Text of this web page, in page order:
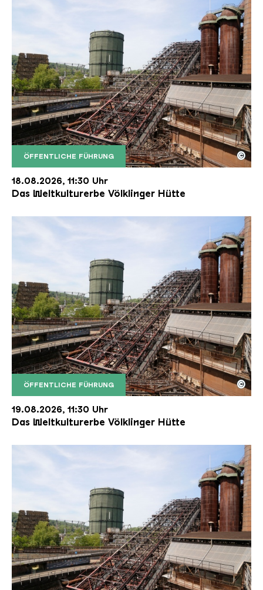
ÖFFENTLICHE FÜHRUNG
Der Erzschrägaufzug der Völklinger Hütte mit
Copyright: Weltkulturerbe Völklinger Hütte | Karl
©
18.08.2026, 11:30 Uhr
Das Weltkulturerbe Völklinger Hütte
ÖFFENTLICHE FÜHRUNG
Der Erzschrägaufzug der Völklinger Hütte mit
Copyright: Weltkulturerbe Völklinger Hütte | Karl
©
19.08.2026, 11:30 Uhr
Das Weltkulturerbe Völklinger Hütte